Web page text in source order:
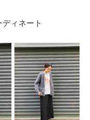
ィネート